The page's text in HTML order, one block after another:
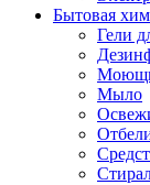
Бытовая
Гели
Мыло